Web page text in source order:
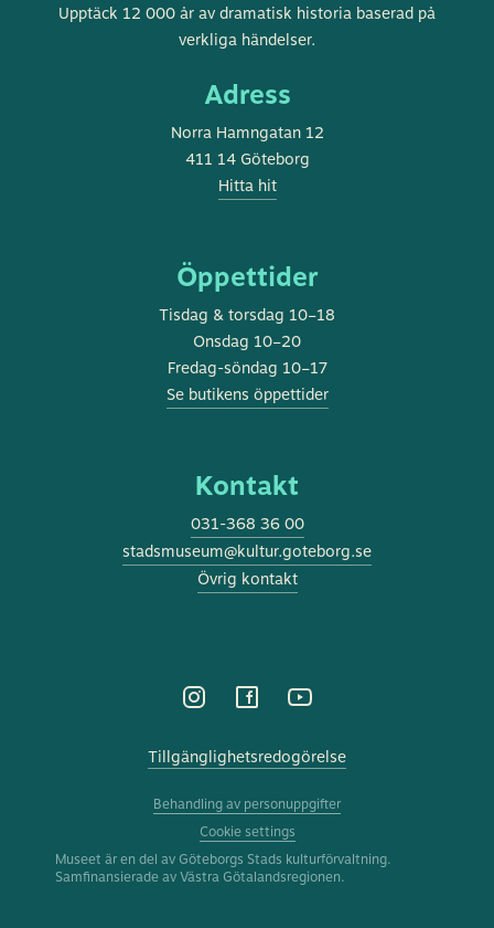
Göteborgs
stadsmuseum
Upptäck 12 000 år av dramatisk historia baserad på
verkliga händelser.
Adress
Norra Hamngatan 12
411 14 Göteborg
Hitta hit
Öppettider
Tisdag & torsdag 10–18
Onsdag 10–20
Fredag-söndag 10–17
Se butikens öppettider
Kontakt
031-368 36 00
stadsmuseum@kultur.goteborg.se
Övrig kontakt
Tillgänglighetsredogörelse
Behandling av personuppgifter
Cookie settings
Museet är en del av Göteborgs Stads kulturförvaltning.
Samfinansierade av Västra Götalandsregionen.
SWEDISH
Denna webbplats använder cookies för att förbättra
användarupplevelsen. Genom att använda vår
webbplats samtycker du till alla cookies i enlighet
med vår cookiepolicy. Läs mer